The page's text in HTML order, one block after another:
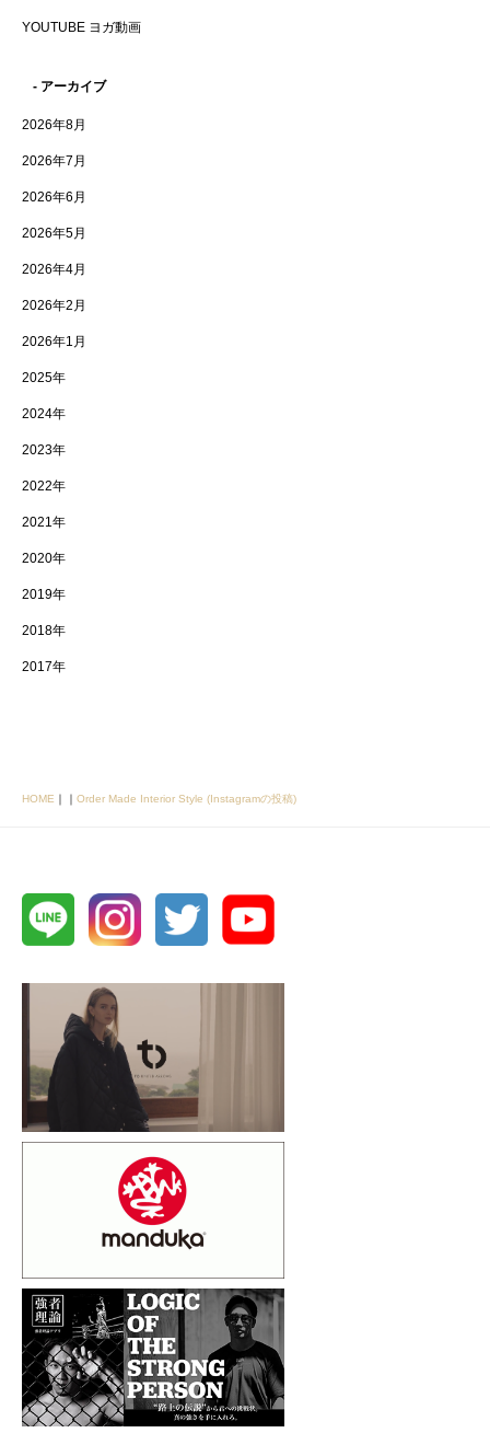
YOUTUBE ヨガ動画
- アーカイブ
2026年8月
2026年7月
2026年6月
2026年5月
2026年4月
2026年2月
2026年1月
2025年
2024年
2023年
2022年
2021年
2020年
2019年
2018年
2017年
HOME ｜ ｜ Order Made Interior Style (Instagramの投稿)